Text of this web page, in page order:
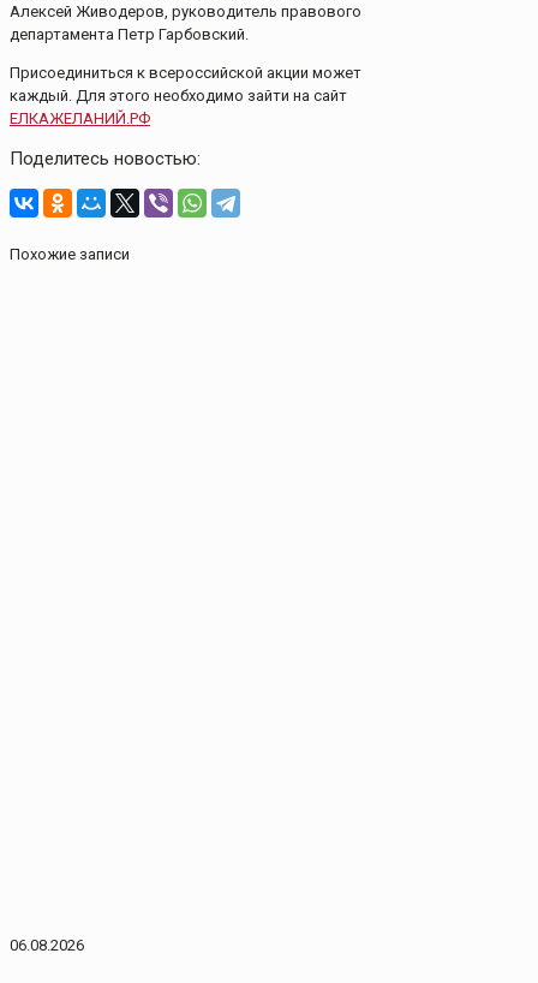
Алексей Живодеров, руководитель правового
департамента Петр Гарбовский.
Присоединиться к всероссийской акции может
каждый. Для этого необходимо зайти на сайт
ЕЛКАЖЕЛАНИЙ.РФ
Поделитесь новостью:
Похожие записи
06.08.2026